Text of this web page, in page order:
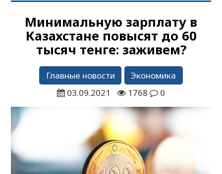
Минимальную зарплату в
Казахстане повысят до 60
тысяч тенге: заживем?
Главные новости
Экономика
03.09.2021
1768 0